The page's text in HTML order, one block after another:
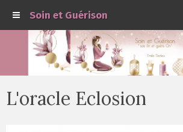
Soin et Guérison
L'oracle Eclosion